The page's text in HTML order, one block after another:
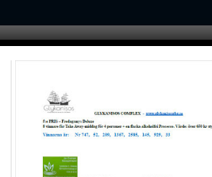
Ioannis Giorgos under den första